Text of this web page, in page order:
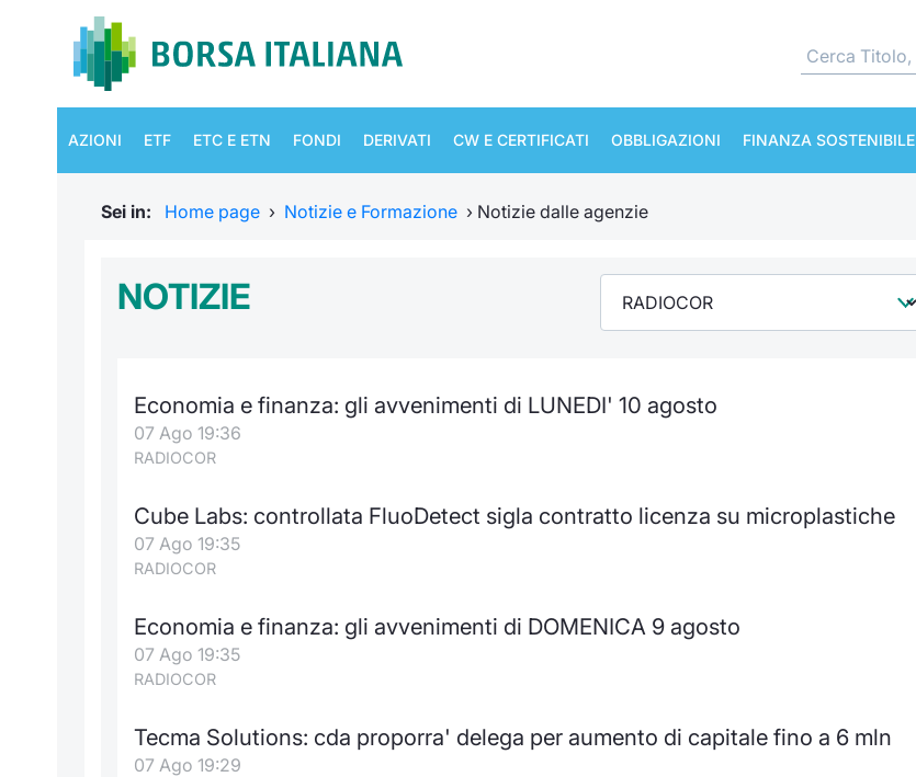
AZIONI ETF ETC E ETN FONDI DERIVATI CW E CERTIFICATI OBBLIGAZIONI FINANZA SOSTENIBILE
Sei in: Home page › Notizie e Formazione › Notizie dalle agenzie
NOTIZIE
Economia e finanza: gli avvenimenti di LUNEDI' 10 agosto
07 Ago 19:36
RADIOCOR
Cube Labs: controllata FluoDetect sigla contratto licenza su microplastiche
07 Ago 19:35
RADIOCOR
Economia e finanza: gli avvenimenti di DOMENICA 9 agosto
07 Ago 19:35
RADIOCOR
Tecma Solutions: cda proporra' delega per aumento di capitale fino a 6 mln
07 Ago 19:29